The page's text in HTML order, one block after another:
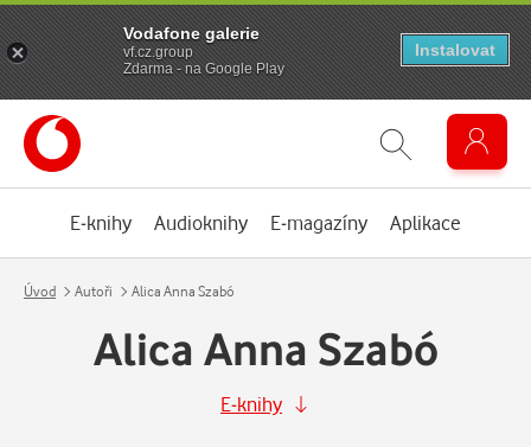
E-knihy Audioknihy E-magazíny Aplikace
Úvod Autoři Alica Anna Szabó
Alica Anna Szabó
E-knihy
Vodafone galerie
vf.cz.group
Zdarma - na Google Play
Instalovat